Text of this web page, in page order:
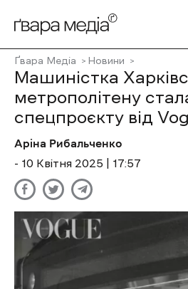
Ґвара Медіа Новини
Машиністка
метрополітену
спецпроєкту від
Аріна Рибальченко
- 10 Квітня 2025 | 17:57